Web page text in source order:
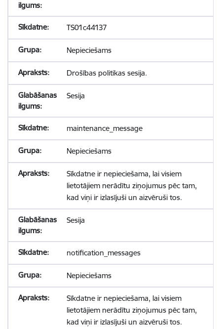
TS01c44137
Nepieciešams
Drošības politikas sesija.
Sesija
maintenance_message
Nepieciešams
Sīkdatne ir nepieciešama, lai visiem
lietotājiem nerādītu ziņojumus pēc tam,
kad viņi ir izlasījuši un aizvēruši tos.
Sesija
notification_messages
Nepieciešams
Sīkdatne ir nepieciešama, lai visiem
lietotājiem nerādītu ziņojumus pēc tam,
kad viņi ir izlasījuši un aizvēruši tos.